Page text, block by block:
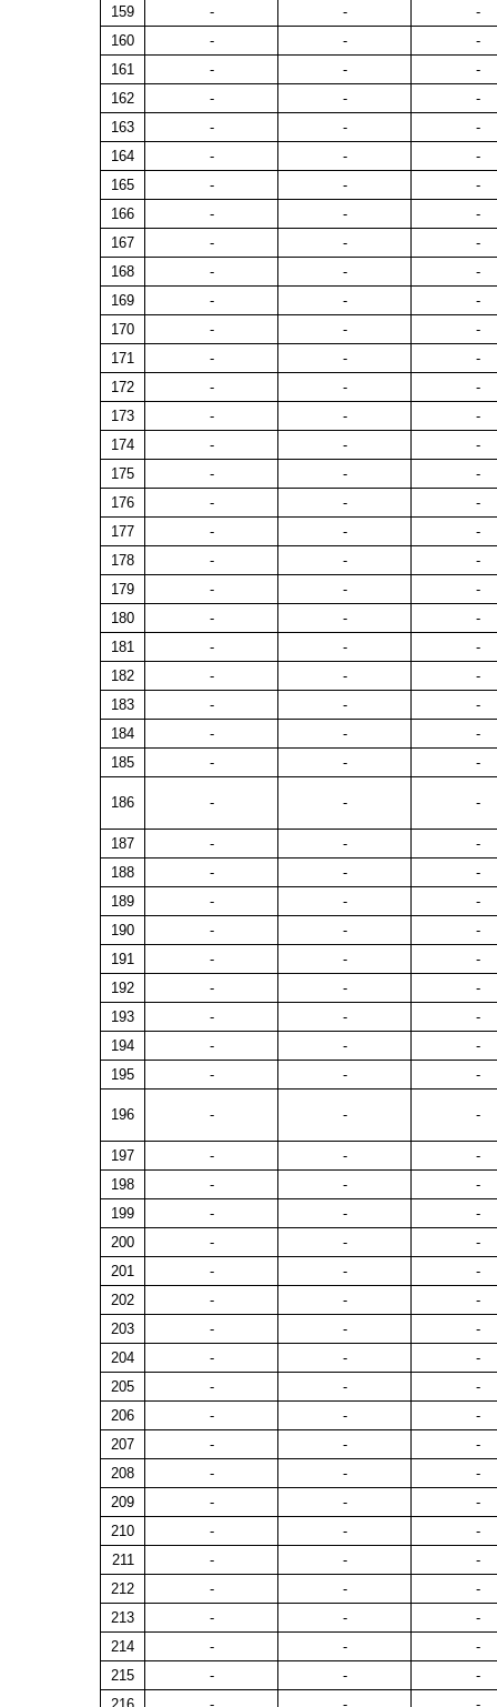
159
- -
-
160
- -
-
161
- -
-
162
- -
-
163
- -
-
164
- -
-
165
- -
-
166
- -
-
167
- -
-
168
- -
-
169
- -
-
170
- -
-
171
- -
-
172
- -
-
173
- -
-
174
- -
-
175
- -
-
176
- -
-
177
- -
-
178
- -
-
179
- -
-
180
- -
-
181
- -
-
182
- -
-
183
- -
-
184
- -
-
185
- - -
186 - - -
187 - -
-
188
- -
-
189
- -
-
190
- -
-
191
- -
-
192
- -
-
193
- -
-
194
- -
-
195
- - -
196 - - -
197 - -
-
198
- -
-
199
- -
-
200
- -
-
201
- -
-
202
- -
-
203
- -
-
204
- -
-
205
- -
-
206
- -
-
207
- -
-
208
- -
-
209
- -
-
210
- -
-
211
- -
-
212
- -
-
213
- -
-
214
- -
-
215
- -
-